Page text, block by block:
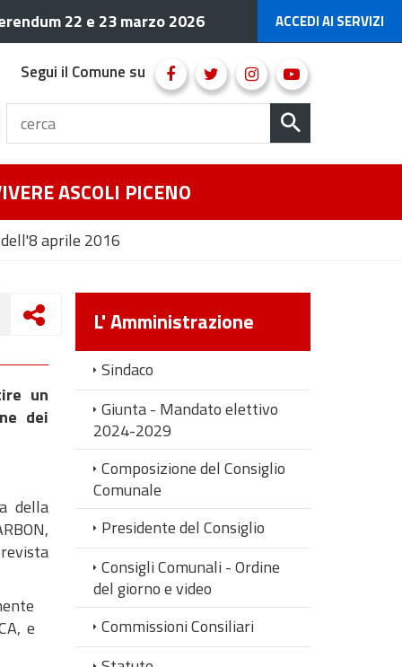
22 e 23 marzo 2026 ACCEDI AI SERVIZI
Segui il Comune su
ASCOLI PICENO
aprile 2016
un
dei
della
e
L' Amministrazione
Sindaco
Giunta - Mandato elettivo
2024-2029
Composizione del Consiglio
Comunale
Presidente del Consiglio
Consigli Comunali - Ordine
del giorno e video
Commissioni Consiliari